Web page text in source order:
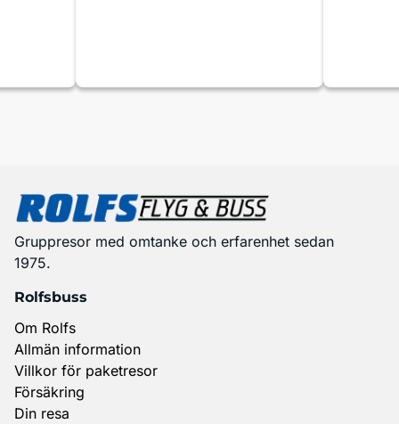
Gruppresor med omtanke och erfarenhet sedan
1975.
Rolfsbuss
Om Rolfs
Allmän information
Villkor för paketresor
Försäkring
Din resa